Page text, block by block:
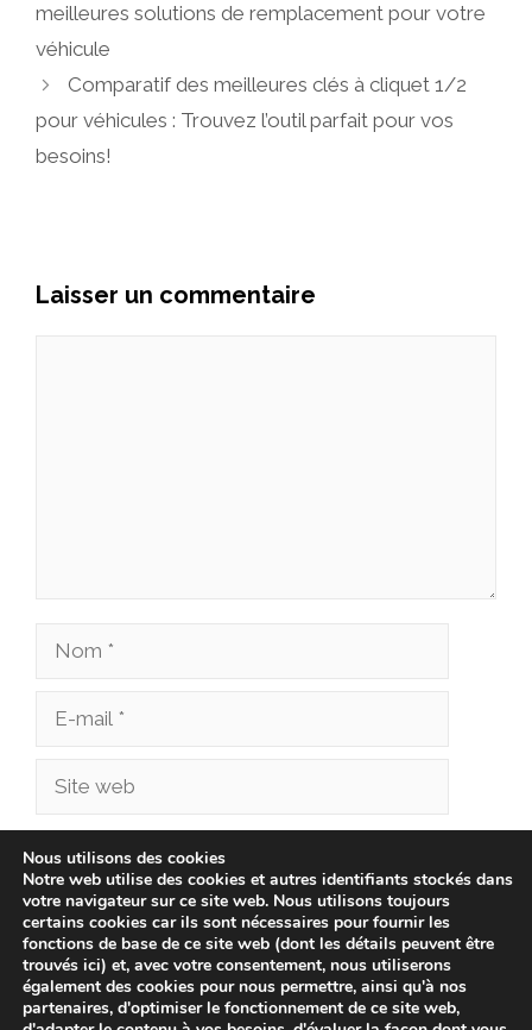
meilleures solutions de remplacement pour votre
véhicule
Comparatif des meilleures clés à cliquet 1/2
pour véhicules : Trouvez l’outil parfait pour vos
besoins!
Laisser un commentaire
Nom
Site
Enregistrer mon nom, mon e-mail et mon site
dans le navigateur pour mon prochain
commentaire.
Nous utilisons des cookies
Notre web utilise des cookies et autres identifiants stockés dans
votre navigateur sur ce site web. Nous utilisons toujours
certains cookies car ils sont nécessaires pour fournir les
fonctions de base de ce site web (dont les détails peuvent être
trouvés ici) et, avec votre consentement, nous utiliserons
également des cookies pour nous permettre, ainsi qu'à nos
partenaires, d'optimiser le fonctionnement de ce site web,